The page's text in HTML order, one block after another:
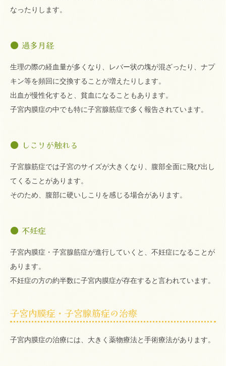
なったりします。
過多月経
生理の際の経血量が多くなり、レバー状の塊が混ざったり、ナプ
キン等を頻回に交換することが増えたりします。
出血が慢性化すると、貧血になることもあります。
子宮内膜症の中でも特に子宮腺筋症で多く報告されています。
しこりが触れる
子宮腺筋症では子宮のサイズが大きくなり、腹部全面に飛び出し
てくることがあります。
そのため、腹部に硬いしこりを感じる場合があります。
不妊症
子宮内膜症・子宮腺筋症が進行していくと、不妊症になることが
あります。
不妊症の方の約半数に子宮内膜症が存在すると言われています。
子宮内膜症・子宮腺筋症の治療
子宮内膜症の治療には、大きく薬物療法と手術療法があります。